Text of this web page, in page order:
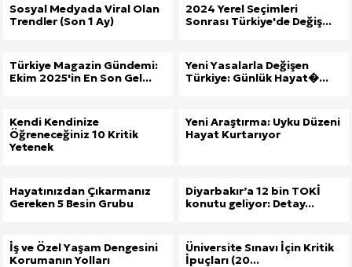
Sosyal Medyada Viral Olan
Trendler (Son 1 Ay)
2024 Yerel Seçimleri
Sonrası Türkiye'de Değiş...
Türkiye Magazin Gündemi:
Ekim 2025'in En Son Gel...
Yeni Yasalarla Değişen
Türkiye: Günlük Hayat�...
Kendi Kendinize
Öğreneceğiniz 10 Kritik
Yetenek
Yeni Araştırma: Uyku Düzeni
Hayat Kurtarıyor
Hayatınızdan Çıkarmanız
Gereken 5 Besin Grubu
Diyarbakır’a 12 bin TOKİ
konutu geliyor: Detay...
İş ve Özel Yaşam Dengesini
Korumanın Yolları
Üniversite Sınavı İçin Kritik
İpuçları (20...